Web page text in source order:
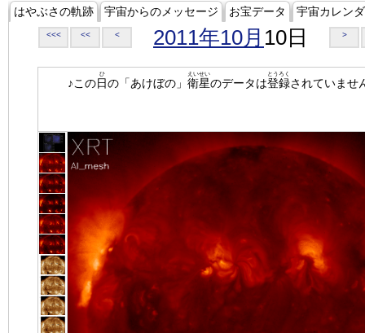
はやぶさの軌跡 宇宙からのメッセージ お宝データ 宇宙カレン
<<< << < 2011年10月 10日 >
♪この日
ひ
の「あけぼの」 衛星
えいせい
のデータは登録
とうろく
されていませ